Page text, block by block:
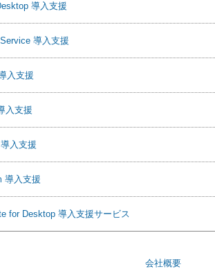
導入支援
導入支援
入支援
入支援
入支援
導入支援
for Desktop 導入支援サービス
会社概要